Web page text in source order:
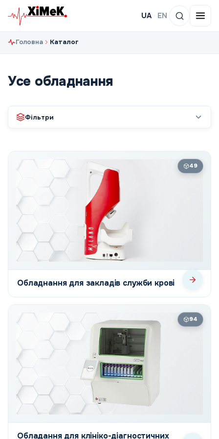
UA · EN
Головна Каталог
Усе обладнання
Фільтри
49
Обладнання для закладів служби крові
94
Обладання для клініко-діагностичних